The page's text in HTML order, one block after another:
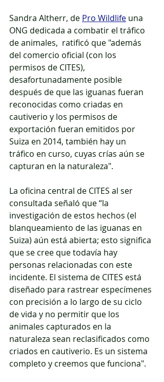
Sandra Altherr, de Pro Wildlife una
ONG dedicada a combatir el tráfico
de animales,  ratificó que "además
del comercio oficial (con los
permisos de CITES),
desafortunadamente posible
después de que las iguanas fueran
reconocidas como criadas en
cautiverio y los permisos de
exportación fueran emitidos por
Suiza en 2014, también hay un
tráfico en curso, cuyas crías aún se
capturan en la naturaleza".
La oficina central de CITES al ser
consultada señaló que “la
investigación de estos hechos (el
blanqueamiento de las iguanas en
Suiza) aún está abierta; esto significa
que se cree que todavía hay
personas relacionadas con este
incidente. El sistema de CITES está
diseñado para rastrear especímenes
con precisión a lo largo de su ciclo
de vida y no permitir que los
animales capturados en la
naturaleza sean reclasificados como
criados en cautiverio. Es un sistema
completo y creemos que funciona".